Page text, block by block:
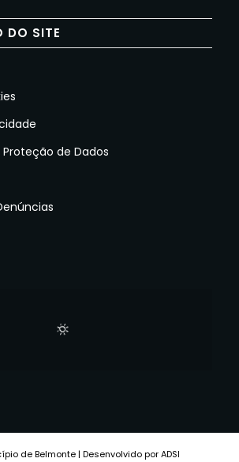
DO SITE
de Dados
de Belmonte | Desenvolvido por ADSI